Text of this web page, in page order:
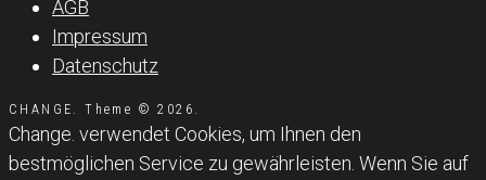
AGB
Impressum
Datenschutz
CHANGE. Theme © 2026.
Change. verwendet Cookies, um Ihnen den
bestmöglichen Service zu gewährleisten. Wenn Sie auf